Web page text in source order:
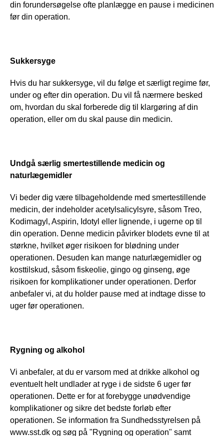
din forundersøgelse ofte planlægge en pause i medicinen
før din operation.
Sukkersyge
Hvis du har sukkersyge, vil du følge et særligt regime før,
under og efter din operation. Du vil få nærmere besked
om, hvordan du skal forberede dig til klargøring af din
operation, eller om du skal pause din medicin.
Undgå særlig smertestillende medicin og
naturlægemidler
Vi beder dig være tilbageholdende med smertestillende
medicin, der indeholder acetylsalicylsyre, såsom Treo,
Kodimagyl, Aspirin, Idotyl eller lignende, i ugerne op til
din operation. Denne medicin påvirker blodets evne til at
størkne, hvilket øger risikoen for blødning under
operationen. Desuden kan mange naturlægemidler og
kosttilskud, såsom fiskeolie, gingo og ginseng, øge
risikoen for komplikationer under operationen. Derfor
anbefaler vi, at du holder pause med at indtage disse to
uger før operationen.
Rygning og alkohol
Vi anbefaler, at du er varsom med at drikke alkohol og
eventuelt helt undlader at ryge i de sidste 6 uger før
operationen. Dette er for at forebygge unødvendige
komplikationer og sikre det bedste forløb efter
operationen. Se information fra Sundhedsstyrelsen på
www.sst.dk og søg på "Rygning og operation" samt